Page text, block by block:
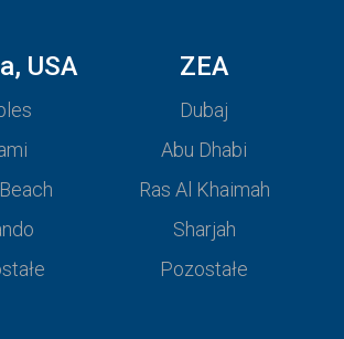
USA ZEA
Dubaj
Abu Dhabi
Ras Al Khaimah
Sharjah
Pozostałe